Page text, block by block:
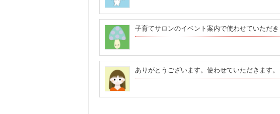
子育てサロンのイベント案内で使わせていただき
ありがとうございます。使わせていただきます。